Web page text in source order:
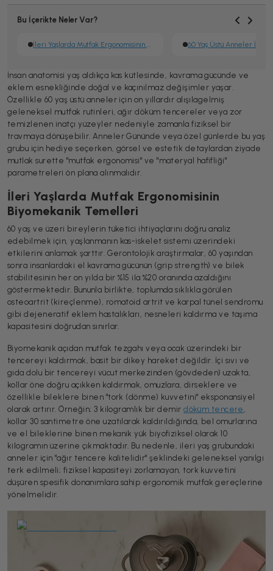
Bu İçerikte Neler Var?
İleri Yaşlarda Mutfak Ergonomisinin Biyomekanik Temelleri
İnsan anatomisi yaş aldıkça kas kütlesinde, kavrama gücünde ve
eklem esnekliğinde doğal ve kaçınılmaz değişimler yaşar.
Özellikle 60 yaş üstü anneler için on yıllardır alışılagelmiş
geleneksel mutfak rutinleri, ağır döküm tencereler veya zor
temizlenen inatçı yüzeyler nedeniyle zamanla fiziksel bir
travmaya dönüşebilir. Anneler Gününde veya özel günlerde bu yaş
grubu için hediye seçerken, görsel ve estetik detaylardan ziyade
mutlak surette "mutfak ergonomisi" ve "materyal hafifliği"
parametreleri ön plana alınmalıdır.
İleri Yaşlarda Mutfak Ergonomisinin
Biyomekanik Temelleri
60 yaş ve üzeri bireylerin tüketici ihtiyaçlarını doğru analiz
edebilmek için, yaşlanmanın kas-iskelet sistemi üzerindeki
etkilerini anlamak şarttır. Gerontolojik araştırmalar, 60 yaşından
sonra insanlardaki el kavrama gücünün (grip strength) ve bilek
stabilitesinin her on yılda bir %15 ila %20 oranında azaldığını
göstermektedir. Bununla birlikte, toplumda sıklıkla görülen
osteoartrit (kireçlenme), romatoid artrit ve karpal tünel sendromu
gibi dejeneratif eklem hastalıkları, nesneleri kaldırma ve taşıma
kapasitesini doğrudan sınırlar.
Biyomekanik açıdan mutfak tezgahı veya ocak üzerindeki bir
tencereyi kaldırmak, basit bir dikey hareket değildir. İçi sıvı ve
gıda dolu bir tencereyi vücut merkezinden (gövdeden) uzakta,
kollar öne doğru açıkken kaldırmak, omuzlara, dirseklere ve
özellikle bileklere binen "tork (dönme) kuvvetini" eksponansiyel
olarak artırır. Örneğin; 3 kilogramlık bir demirdöküm tencere ,
kollar 30 santimetre öne uzatılarak kaldırıldığında, bel omurlarına
ve el bileklerine binen mekanik yük biyofiziksel olarak 10
kilogramın üzerine çıkmaktadır. Bu nedenle, ileri yaş grubundaki
anneler için "ağır tencere kalitelidir" şeklindeki geleneksel yanılgı
terk edilmeli; fiziksel kapasiteyi zorlamayan, tork kuvvetini
düşüren spesifik donanımlara sahip ergonomik mutfak gereçlerine
yönelmelidir.